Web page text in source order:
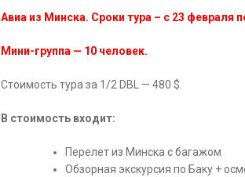
Авиа из Минска. Сроки тура – с 23 февраля
Мини-группа — 10 человек.
Стоимость тура за 1/2 DBL — 480 $.
В стоимость входит:
Перелет из Минска с багажом
Обзорная экскурсия по Баку +